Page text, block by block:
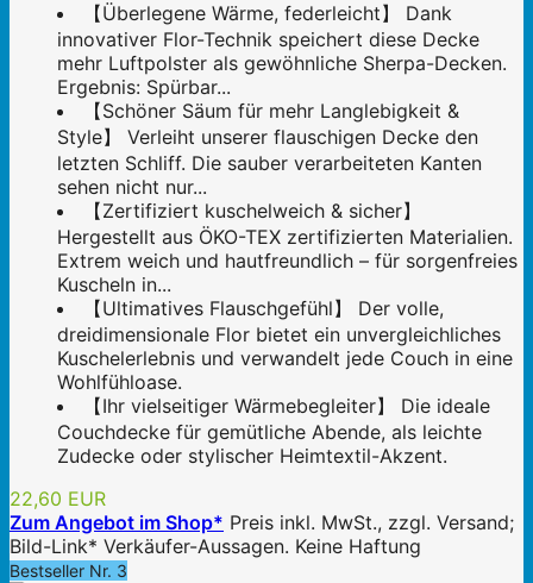
【Überlegene Wärme, federleicht】 Dank
innovativer Flor-Technik speichert diese Decke
mehr Luftpolster als gewöhnliche Sherpa-Decken.
Ergebnis: Spürbar...
【Schöner Säum für mehr Langlebigkeit &
Style】 Verleiht unserer flauschigen Decke den
letzten Schliff. Die sauber verarbeiteten Kanten
sehen nicht nur...
【Zertifiziert kuschelweich & sicher】
Hergestellt aus ÖKO-TEX zertifizierten Materialien.
Extrem weich und hautfreundlich – für sorgenfreies
Kuscheln in...
【Ultimatives Flauschgefühl】 Der volle,
dreidimensionale Flor bietet ein unvergleichliches
Kuschelerlebnis und verwandelt jede Couch in eine
Wohlfühloase.
【Ihr vielseitiger Wärmebegleiter】 Die ideale
Couchdecke für gemütliche Abende, als leichte
Zudecke oder stylischer Heimtextil-Akzent.
22,60 EUR
Zum Angebot im Shop* Preis inkl. MwSt., zzgl. Versand;
Bild-Link* Verkäufer-Aussagen. Keine Haftung
Bestseller Nr. 3